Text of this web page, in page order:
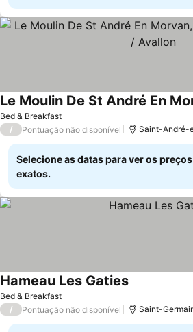
Bed & Breakfast
/ Pontuação não disponível
Selecione as datas para ver os preços
exatos.
Bed & Breakfast
Hameau Les Gaties
/ Pontuação não disponível